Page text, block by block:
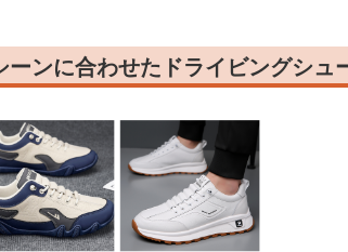
ーンに合わせたドライビングシュ